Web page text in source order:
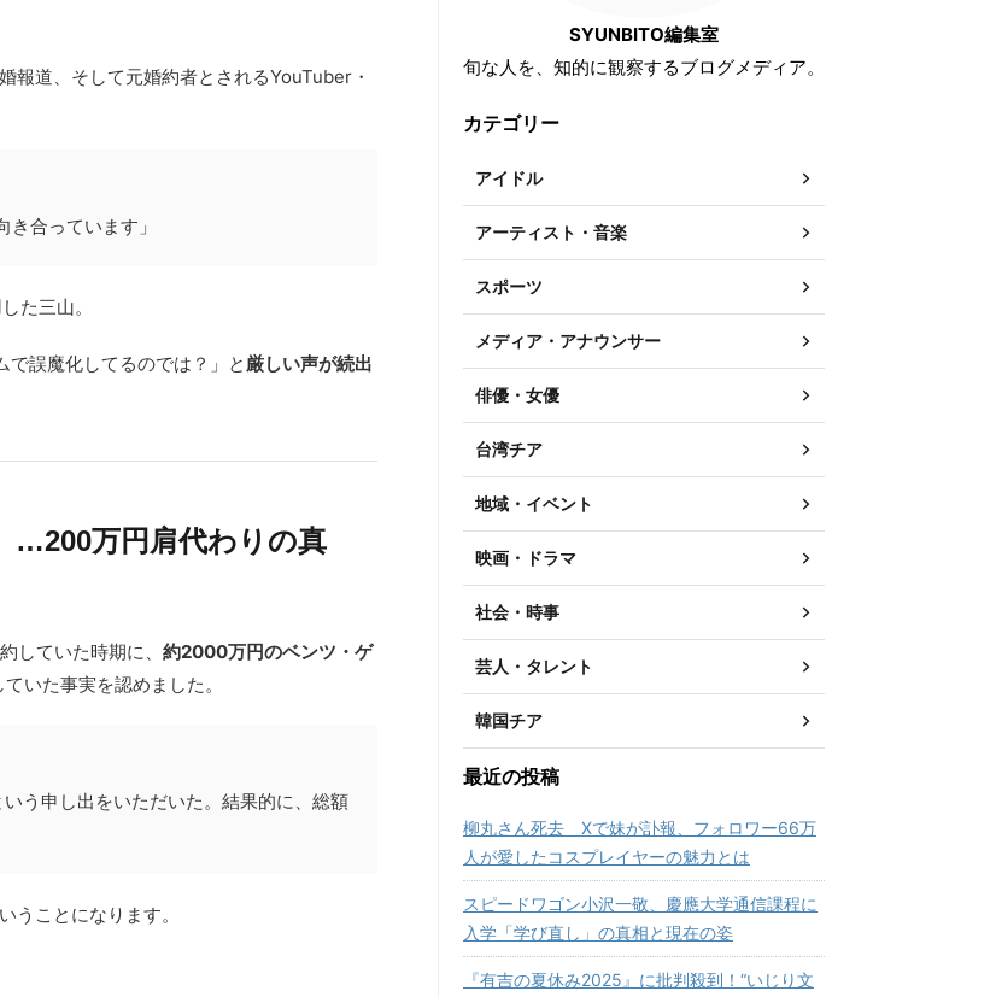
報道、そして元婚約者とされるYouTuber・
き合っています」
た三山。
誤魔化してるのでは？」と 厳しい声が続出
…200万円肩代わりの真
していた時期に、 約2000万円のベンツ・ゲ
いた事実を認めました。
う申し出をいただいた。結果的に、総額
うことになります。
SYUNBITO編集室
旬な人を、知的に観察するブログメディア。
カテゴリー
アイドル
アーティスト・音楽
スポーツ
メディア・アナウンサー
俳優・女優
台湾チア
地域・イベント
映画・ドラマ
社会・時事
芸人・タレント
韓国チア
最近の投稿
柳丸さん死去 Xで妹が訃報、フォロワー66万
人が愛したコスプレイヤーの魅力とは
スピードワゴン小沢一敬、慶應大学通信課程に
入学「学び直し」の真相と現在の姿
『有吉の夏休み2025』に批判殺到！“いじり文